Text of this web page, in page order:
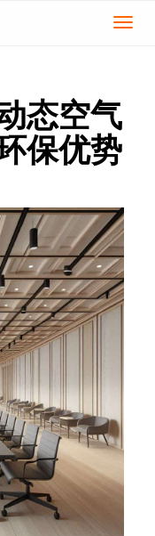
切
态空气
保优势